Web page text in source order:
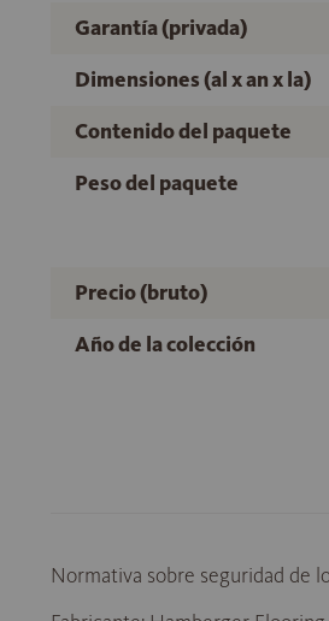
Garantía (privada)
Dimensiones (al x an x la)
Contenido del paquete
Peso del paquete
Precio (bruto)
Año de la colección
Normativa sobre seguridad de